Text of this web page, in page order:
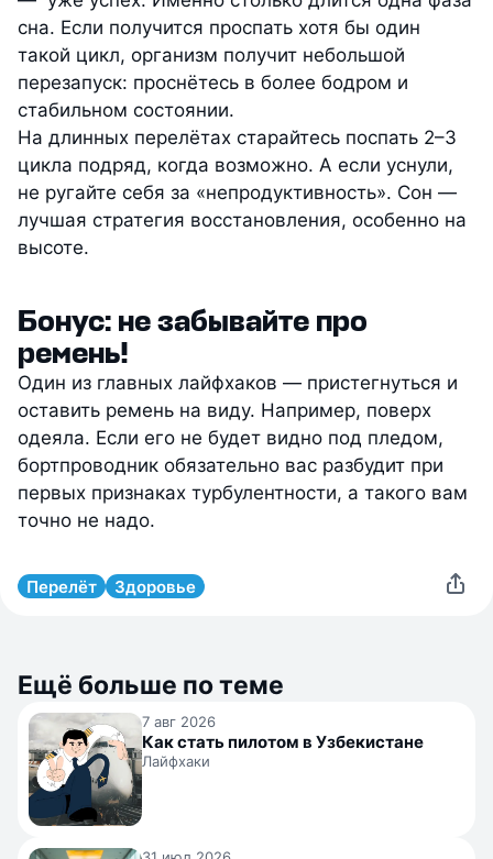
сна. Если получится проспать хотя бы один
такой цикл, организм получит небольшой
перезапуск: проснётесь в более бодром и
стабильном состоянии.
На длинных перелётах старайтесь поспать 2–3
цикла подряд, когда возможно. А если уснули,
не ругайте себя за «непродуктивность». Сон —
лучшая стратегия восстановления, особенно на
высоте.
Бонус: не забывайте про
ремень!
Один из главных лайфхаков — пристегнуться и
оставить ремень на виду. Например, поверх
одеяла. Если его не будет видно под пледом,
бортпроводник обязательно вас разбудит при
первых признаках турбулентности, а такого вам
точно не надо.
Перелёт Здоровье
Ещё больше по теме
7 авг 2026
Как стать пилотом в Узбекистане
Лайфхаки